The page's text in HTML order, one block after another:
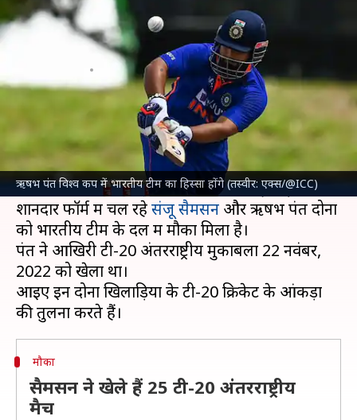
ऋषभ पंत विश्व कप में भारतीय टीम का हिस्सा होंगे (तस्वीर: एक्स/@ICC)
ऋषभ पंत बनाम संजू सैमसन: टी-20
क्रिकेट में कैसा रहा है दोनों का प्रदर्शन?
Apr 30, 2024 03:59 pm
इस साल जून में टी-20 विश्व कप खेला जाना है, जिसके
लिए भारतीय क्रिकेट कंट्रोल बोर्ड (BCCI) ने अपनी टीम
की घोषणा कर दी है। इंडियन प्रीमियर लीग (IPL) में
शानदार फॉर्म में चल रहेसंजू सैमसन और ऋषभ पंत दोनों
को भारतीय टीम के दल में मौका मिला है।
पंत ने आखिरी टी-20 अंतरराष्ट्रीय मुकाबला 22 नवंबर,
2022 को खेला था।
आइए इन दोनों खिलाड़ियों के टी-20 क्रिकेट के आंकड़ों
मौका
सैमसन ने खेले हैं 25 टी-20 अंतरराष्ट्रीय
मैच